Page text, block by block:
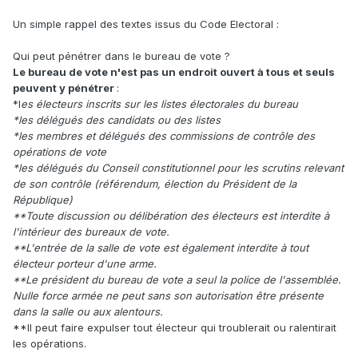
Un simple rappel des textes issus du Code Electoral :
Qui peut pénétrer dans le bureau de vote ?
Le bureau de vote n'est pas un endroit ouvert à tous et seuls
peuvent y pénétrer :
*les électeurs inscrits sur les listes électorales du bureau
*les délégués des candidats ou des listes
*les membres et délégués des commissions de contrôle des
opérations de vote
*les délégués du Conseil constitutionnel pour les scrutins relevant
de son contrôle (référendum, élection du Président de la
République)
**Toute discussion ou délibération des électeurs est interdite à
l'intérieur des bureaux de vote.
**L'entrée de la salle de vote est également interdite à tout
électeur porteur d'une arme.
**Le président du bureau de vote a seul la police de l'assemblée.
Nulle force armée ne peut sans son autorisation être présente
dans la salle ou aux alentours.
**Il peut faire expulser tout électeur qui troublerait ou ralentirait
les opérations.